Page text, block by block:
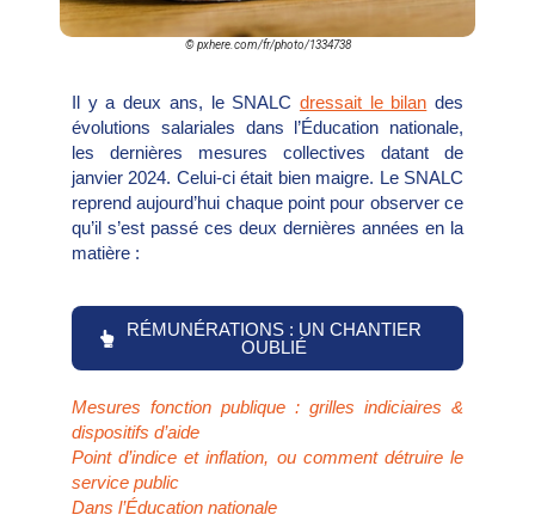
© pxhere.com/fr/photo/1334738
Il y a deux ans, le SNALC dressait le bilan des
évolutions salariales dans l’Éducation nationale,
les dernières mesures collectives datant de
janvier 2024. Celui-ci était bien maigre. Le SNALC
reprend aujourd’hui chaque point pour observer ce
qu’il s’est passé ces deux dernières années en la
matière :
RÉMUNÉRATIONS : UN CHANTIER
OUBLIÉ
Mesures fonction publique : grilles indiciaires &
dispositifs d’aide
Point d’indice et inflation, ou comment détruire le
service public
Dans l’Éducation nationale